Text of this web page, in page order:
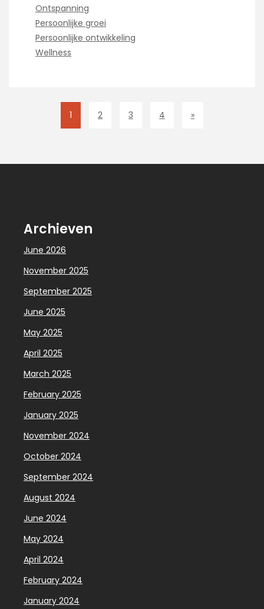
Ontspanning
Persoonlijke groei
Persoonlijke ontwikkeling
Wellness
1 2 3 4 »
Archieven
June 2026
November 2025
September 2025
June 2025
May 2025
April 2025
March 2025
February 2025
January 2025
November 2024
October 2024
September 2024
August 2024
June 2024
May 2024
April 2024
February 2024
January 2024